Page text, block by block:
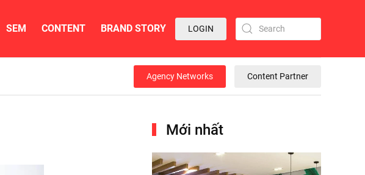
SEM CONTENT BRAND STORY LOGIN
Agency Networks Content Partner
Mới nhất